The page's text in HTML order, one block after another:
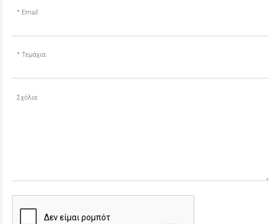
Email:
Τεμάχια:
Σχόλια: